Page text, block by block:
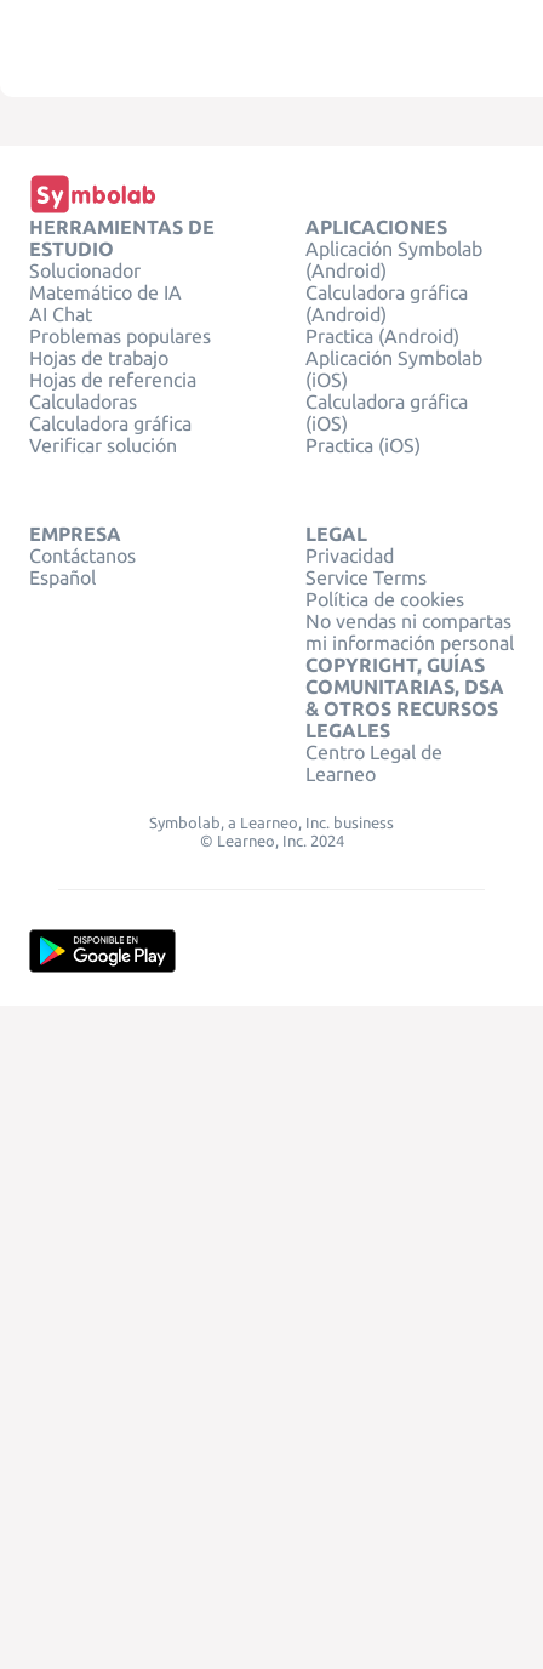
HERRAMIENTAS DE
ESTUDIO
Solucionador
Matemático de IA
AI Chat
Problemas populares
Hojas de trabajo
Hojas de referencia
Calculadoras
Calculadora gráfica
Verificar solución
APLICACIONES
Aplicación Symbolab
(Android)
Calculadora gráfica
(Android)
Practica (Android)
Aplicación Symbolab
(iOS)
Calculadora gráfica
(iOS)
Practica (iOS)
EMPRESA
Contáctanos
Español
LEGAL
Privacidad
Service Terms
Política de cookies
No vendas ni compartas
mi información personal
COPYRIGHT, GUÍAS
COMUNITARIAS, DSA
& OTROS RECURSOS
LEGALES
Centro Legal de
Learneo
Symbolab, a Learneo, Inc. business
© Learneo, Inc. 2024